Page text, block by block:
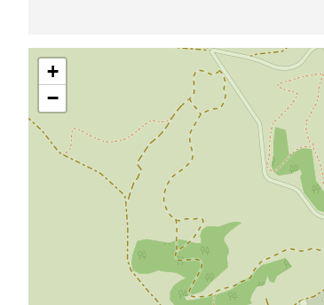
Sauter
+
−